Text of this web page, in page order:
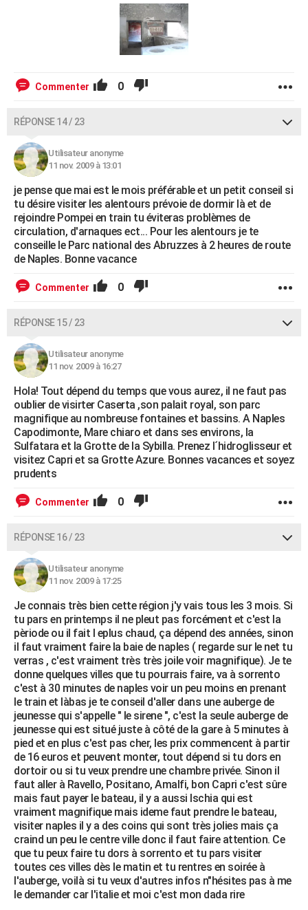
Commenter 0
RÉPONSE 14 / 23
Utilisateur anonyme
11 nov. 2009 à 13:01
je pense que mai est le mois préférable et un petit conseil si
tu désire visiter les alentours prévoie de dormir là et de
rejoindre Pompei en train tu éviteras problèmes de
circulation, d'arnaques ect... Pour les alentours je te
conseille le Parc national des Abruzzes à 2 heures de route
de Naples. Bonne vacance
Commenter 0
RÉPONSE 15 / 23
Utilisateur anonyme
11 nov. 2009 à 16:27
Hola! Tout dépend du temps que vous aurez, il ne faut pas
oublier de visirter Caserta ,son palait royal, son parc
magnifique au nombreuse fontaines et bassins. A Naples
Capodimonte, Mare chiaro et dans ses environs, la
Sulfatara et la Grotte de la Sybilla. Prenez l´hidroglisseur et
visitez Capri et sa Grotte Azure. Bonnes vacances et soyez
prudents
Commenter 0
RÉPONSE 16 / 23
Utilisateur anonyme
11 nov. 2009 à 17:25
Je connais très bien cette région j'y vais tous les 3 mois. Si
tu pars en printemps il ne pleut pas forcément et c'est la
pèriode ou il fait l eplus chaud, ça dépend des années, sinon
il faut vraiment faire la baie de naples ( regarde sur le net tu
verras , c'est vraiment très très joile voir magnifique). Je te
donne quelques villes que tu pourrais faire, va à sorrento
c'est à 30 minutes de naples voir un peu moins en prenant
le train et làbas je te conseil d'aller dans une auberge de
jeunesse qui s'appelle " le sirene ", c'est la seule auberge de
jeunesse qui est situé juste à côté de la gare à 5 minutes à
pied et en plus c'est pas cher, les prix commencent à partir
de 16 euros et peuvent monter, tout dépend si tu dors en
dortoir ou si tu veux prendre une chambre privée. Sinon il
faut aller à Ravello, Positano, Amalfi, bon Capri c'est sûre
mais faut payer le bateau, il y a aussi Ischia qui est
vraiment magnifique mais ideme faut prendre le bateau,
visiter naples il y a des coins qui sont très jolies mais ça
craind un peu le centre ville donc il faut faire attention. Ce
que tu peux faire tu dors à sorrento et tu pars visiter
toutes ces villes dès le matin et tu rentres en soirée à
l'auberge, voilà si tu veux d'autres infos n"hésites pas à me
le demander car l'italie et moi c'est mon dada rire